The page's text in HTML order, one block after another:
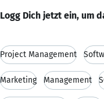
Logg Dich jetzt ein, um
Project Management
Marketing Management